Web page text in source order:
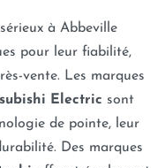
sérieux à Abbeville
pour leur fiabilité,
vente. Les marques
Electric sont
de pointe, leur
Des marques